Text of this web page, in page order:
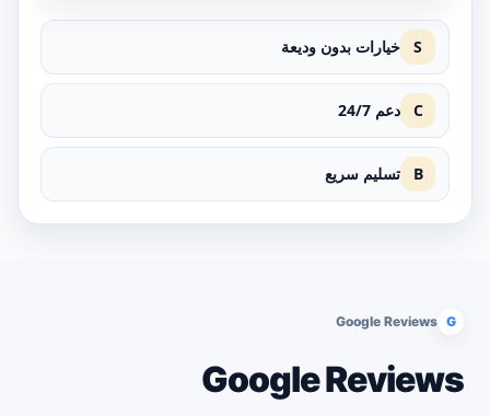
S خيارات بدون وديعة
C دعم 24/7
B تسليم سريع
G
Google Reviews
Google Reviews